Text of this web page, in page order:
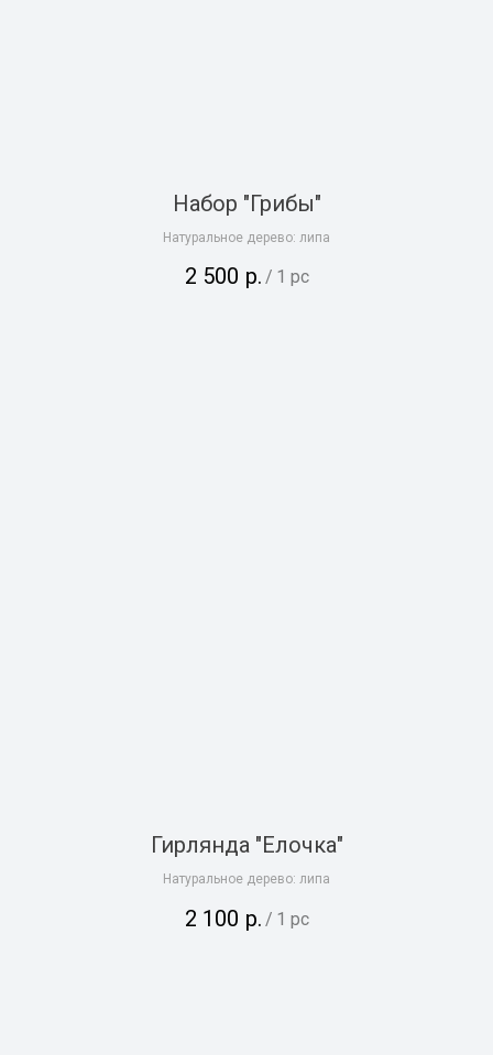
Набор "Грибы"
Натуральное дерево: липа
2 500 р. / 1 pc
Гирлянда "Елочка"
Натуральное дерево: липа
2 100 р. / 1 pc